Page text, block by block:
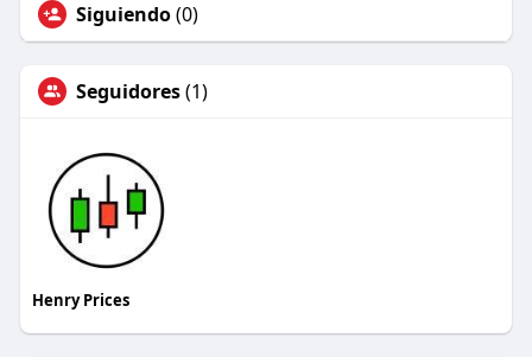
Siguiendo(0)
Seguidores(1)
Henry Prices